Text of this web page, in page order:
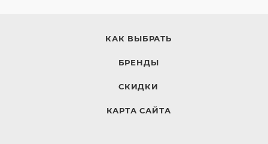
КАК ВЫБРАТЬ
БРЕНДЫ
СКИДКИ
КАРТА САЙТА